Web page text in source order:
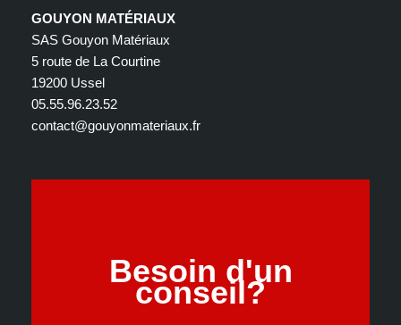
GOUYON MATÉRIAUX
SAS Gouyon Matériaux
5 route de La Courtine
19200 Ussel
05.55.96.23.52
contact@gouyonmateriaux.fr
Besoin d'un
conseil?